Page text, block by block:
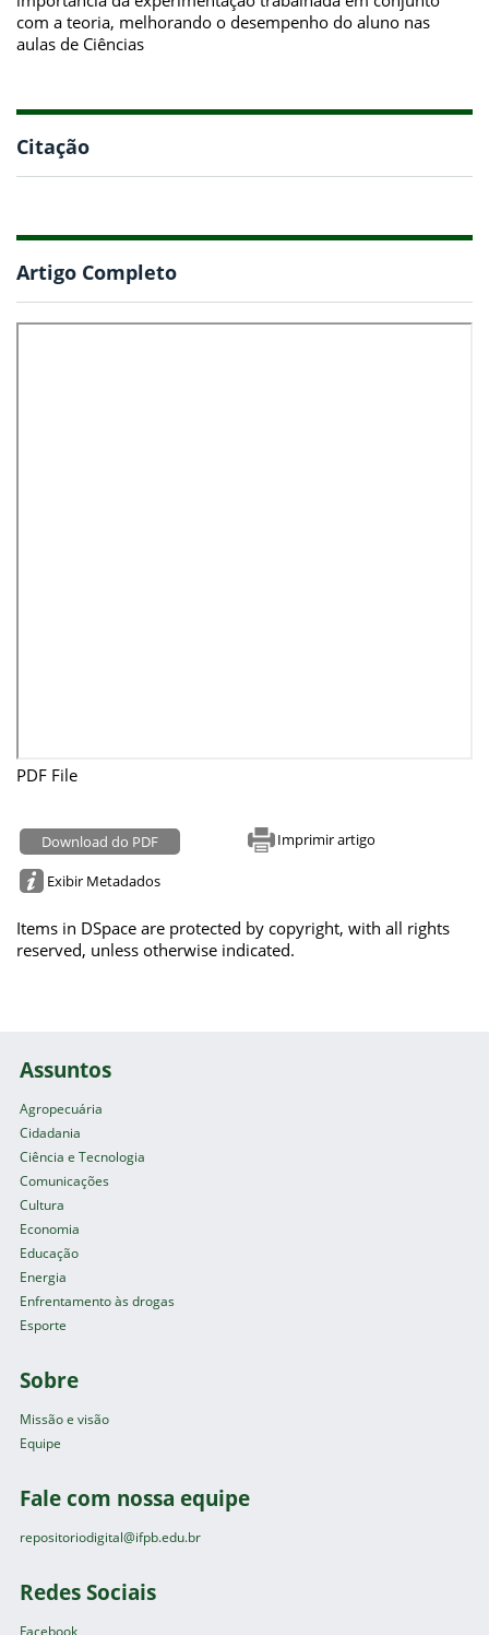
com a teoria, melhorando o desempenho do aluno nas
aulas de Ciências
Citação
Artigo Completo
PDF File
Download do PDF Imprimir artigo
Exibir Metadados
Items in DSpace are protected by copyright, with all rights
reserved, unless otherwise indicated.
Assuntos
Agropecuária
Cidadania
Ciência e Tecnologia
Comunicações
Cultura
Economia
Educação
Energia
Enfrentamento às drogas
Esporte
Sobre
Missão e visão
Equipe
Fale com nossa equipe
repositoriodigital@ifpb.edu.br
Redes Sociais
Facebook